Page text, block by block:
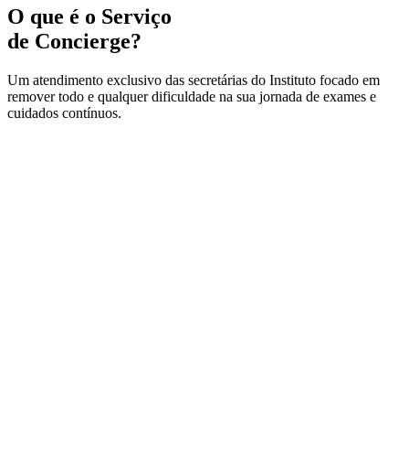
O que é o Serviço
de Concierge?
Um atendimento exclusivo das secretárias do Instituto focado em
remover todo e qualquer dificuldade na sua jornada de exames e
cuidados contínuos.